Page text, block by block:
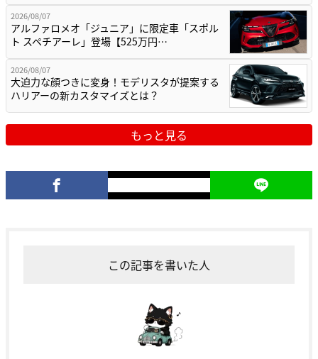
2026/08/07
アルファロメオ「ジュニア」に限定車「スポル
ト スペチアーレ」登場【525万円…
2026/08/07
大迫力な顔つきに変身！モデリスタが提案する
ハリアーの新カスタマイズとは？
もっと見る
この記事を書いた人